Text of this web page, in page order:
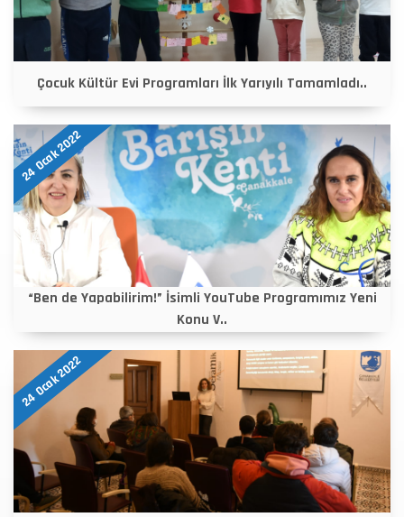
Çocuk Kültür Evi Programları İlk Yarıyılı Tamamladı..
24 Ocak 2022
“Ben de Yapabilirim!” İsimli YouTube Programımız Yeni
Konu V..
24 Ocak 2022